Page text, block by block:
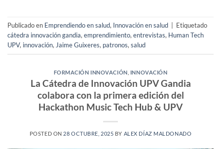
Publicado en Emprendiendo en salud, Innovación en salud
Etiquetado
cátedra innovación gandia, emprendimiento, entrevistas, Human Tech
UPV, innovación, Jaime Guixeres, patronos, salud
FORMACIÓN INNOVACIÓN INNOVACIÓN
La Cátedra de Innovación UPV Gandia
colabora con la primera edición del
Hackathon Music Tech Hub & UPV
POSTED ON 28 OCTUBRE, 2025 BY ALEX DÍAZ MALDONADO